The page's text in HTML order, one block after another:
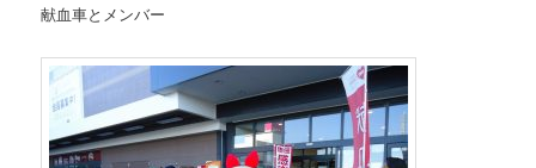
献血車とメンバー